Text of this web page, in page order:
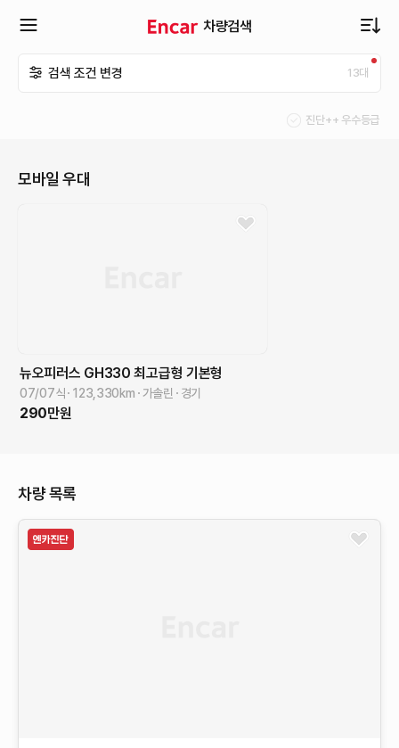
차량검색
검색 조건 변경 13대
진단++ 우수등급
모바일 우대
뉴오피러스 GH330 최고급형 기본형
07/07식 123,330km 가솔린 경기
290만원
차량 목록